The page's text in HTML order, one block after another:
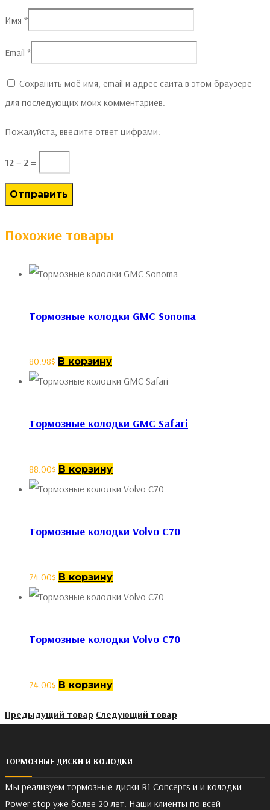
Имя *
Email *
Сохранить моё имя, email и адрес сайта в этом браузере
для последующих моих комментариев.
Пожалуйста, введите ответ цифрами:
12 − 2 =
Похожие товары
Тормозные колодки GMC Sonoma
80.98$ В корзину
Тормозные колодки GMC Safari
88.00$ В корзину
Тормозные колодки Volvo C70
74.00$ В корзину
Тормозные колодки Volvo C70
74.00$ В корзину
Предыдущий товар Следующий товар
ТОРМОЗНЫЕ ДИСКИ И КОЛОДКИ
Мы реализуем тормозные диски R1 Concepts и и колодки
Power stop уже более 20 лет. Наши клиенты по всей